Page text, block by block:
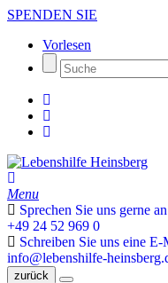
SPENDEN SIE
Vorlesen
Menu
Sprechen Sie uns gerne
+49 24 52 969 0
Schreiben Sie uns eine
info@lebenshilfe-
zurück